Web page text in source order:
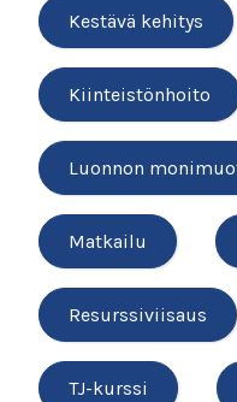
Kestävä kehitys
Kiinteistönhoito
Luonnon
Matkailu
Resurssiviisaus
TJ-kurssi